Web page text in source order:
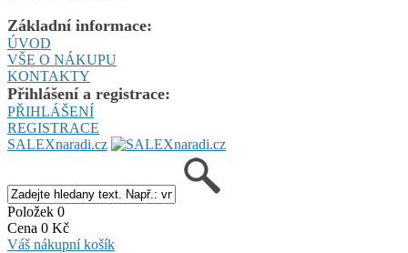
Základní informace:
ÚVOD
VŠE O NÁKUPU
KONTAKTY
Přihlášení a registrace:
PŘIHLÁŠENÍ
REGISTRACE
SALEXnaradi.cz
Položek 0
Cena 0 Kč
Váš nákupní košík